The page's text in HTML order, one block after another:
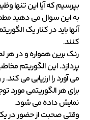
بپرسیم که آیا این تنها
به این سوال می دهید
آنها باید در کنار یک
کنند.
رنک برین همواره و در هر
پردازد. این الگوریتم
می آورد را ارزیابی می
برای هر الگوریتمی مورد
نمایش داده می شود.
وقتی صحبت از حضور در